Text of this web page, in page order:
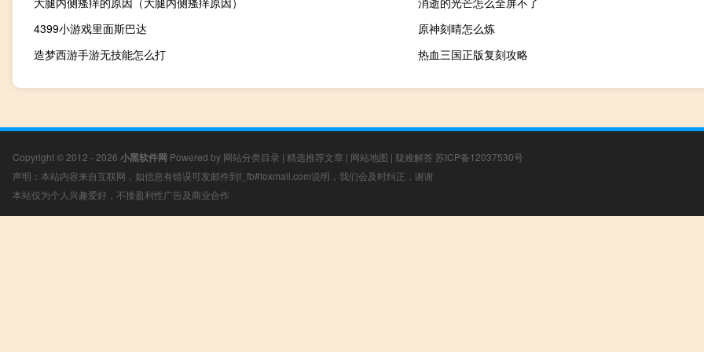
4399小游戏里面斯巴达
原神刻晴怎么炼
造梦西游手游无技能怎么打
热血三国正版复刻攻略
Copyright © 2012 - 2026 小黑软件网 Powered by 网站分类目录 | 精选推荐文章 | 网站地图 | 疑难解答 苏ICP备12037530号
声明：本站内容来自互联网，如信息有错误可发邮件到f_fb#foxmail.com说明，我们会及时纠正，谢谢
本站仅为个人兴趣爱好，不接盈利性广告及商业合作